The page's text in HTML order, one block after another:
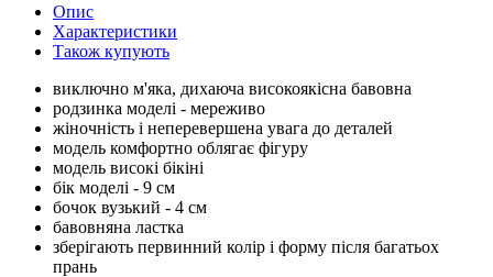
Опис
Характеристики
Також купують
виключно м'яка, дихаюча високоякісна бавовна
родзинка моделі - мереживо
жіночність і неперевершена увага до деталей
модель комфортно облягає фігуру
модель високі бікіні
бік моделі - 9 см
бочок вузький - 4 см
бавовняна ластка
зберігають первинний колір і форму після багатьох
прань